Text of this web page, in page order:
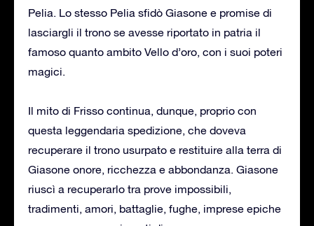
Pelia. Lo stesso Pelia sfidò Giasone e promise di
lasciargli il trono se avesse riportato in patria il
famoso quanto ambito Vello d’oro, con i suoi poteri
magici.
Il mito di Frisso continua, dunque, proprio con
questa leggendaria spedizione, che doveva
recuperare il trono usurpato e restituire alla terra di
Giasone onore, ricchezza e abbondanza. Giasone
riuscì a recuperarlo tra prove impossibili,
tradimenti, amori, battaglie, fughe, imprese epiche